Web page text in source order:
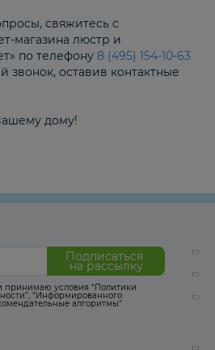
свяжитесь с
магазина люстр и
по телефону 8 (495) 154-10-63
звонок, оставив контактные
дому!
Подписаться
на рассылку
принимаю условия “Политики
, “Информированного
алгоритмы“